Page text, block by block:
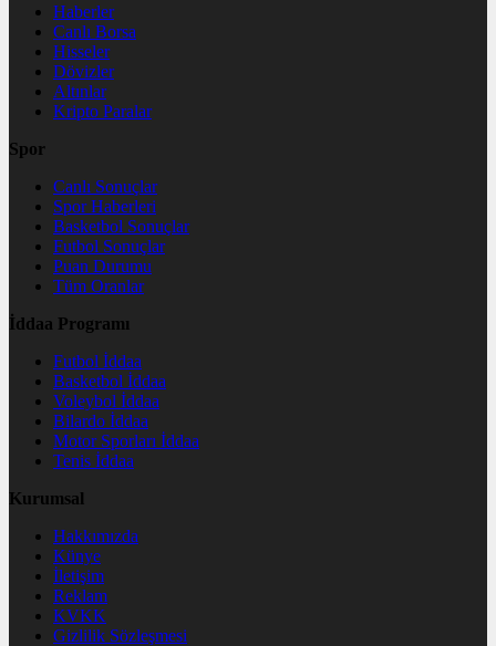
Haberler
Canlı Borsa
Hisseler
Dövizler
Altınlar
Kripto Paralar
Spor
Canlı Sonuçlar
Spor Haberleri
Basketbol Sonuçlar
Futbol Sonuçlar
Puan Durumu
Tüm Oranlar
İddaa Programı
Futbol İddaa
Basketbol İddaa
Voleybol İddaa
Bilardo İddaa
Motor Sporları İddaa
Tenis İddaa
Kurumsal
Hakkımızda
Künye
İletişim
Reklam
KVKK
Gizlilik Sözleşmesi